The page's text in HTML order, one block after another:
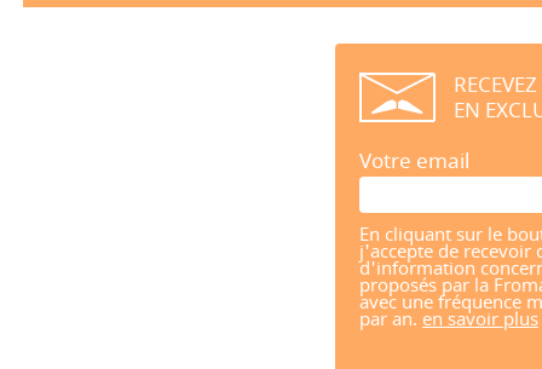
EN
Votre email
En cliquant sur le
j'accepte de recevoir
d'information
proposés par la
avec une fréquence
par an. en savoir plus